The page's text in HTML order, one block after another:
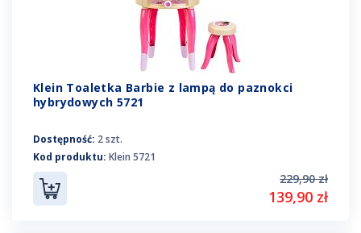
Klein Toaletka Barbie z lampą do paznokci
hybrydowych 5721
Dostępność: 2 szt.
Kod produktu: Klein 5721
229,90 zł
139,90 zł